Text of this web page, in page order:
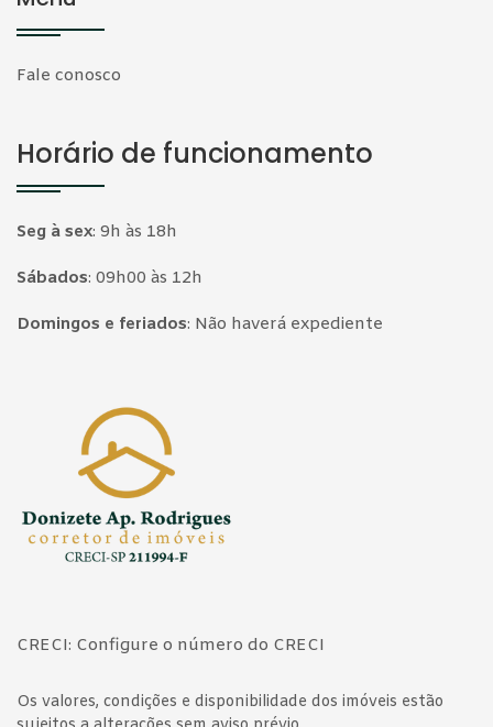
Fale conosco
Horário de funcionamento
Seg à sex: 9h às 18h
Sábados: 09h00 às 12h
Domingos e feriados: Não haverá expediente
CRECI: Configure o número do CRECI
Os valores, condições e disponibilidade dos imóveis estão